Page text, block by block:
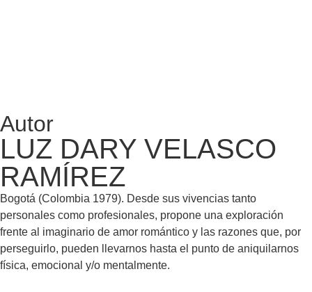
Autor
LUZ DARY VELASCO
RAMÍREZ
Bogotá (Colombia 1979). Desde sus vivencias tanto
personales como profesionales, propone una exploración
frente al imaginario de amor romántico y las razones que, por
perseguirlo, pueden llevarnos hasta el punto de aniquilarnos
física, emocional y/o mentalmente.